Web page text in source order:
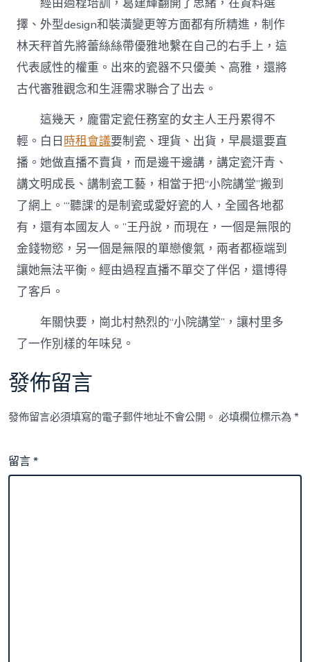
擇、外型design和裝潢變更等方面都有所精進，制作
林天秤首先將蕾絲絲帶優雅地繫在自己的右手上，這
代表感性的權重。出來的瓷器不只優美、高雅，還將
古代審雅觀念和生涯需求聯合了出去。
這幾天，龐雷定瓷任務室的女主人王丹累得不
輕。白日時租會議要制瓷、理貨、出貨，早晨還要直
播。她做直播不賣貨，而是邊干邊講，講定瓷汗青、
講文明成長、講制瓷工藝，相當于把“小院講堂”搬到
了網上。“‘聽課’的是制瓷或愛好瓷的人，全國各地都
有，還有本國友人。”王丹說，而現在，一個是無限的
金錢物慾，另一個是無限的單戀傻氣，兩者都極端到
讓她無法平衡。經由過程直播不單交了伴侶，還博得
了客戶。
年關快要，崗北村熱烈的“小院講堂”，讓村里多
了一作別樣的年味兒。
發佈留言
發佈留言必須填寫的電子郵件地址不會公開。 必填欄位標示為*
留言*